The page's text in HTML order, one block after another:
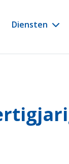
Diensten